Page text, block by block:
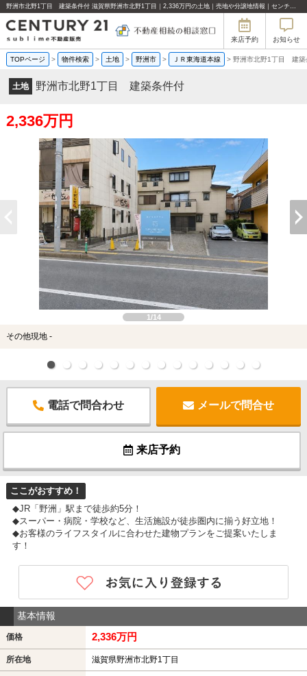
野洲市北野1丁目 建築条件付 滋賀県野洲市北野1丁目｜2,336万円の土地｜売地や分譲地情報｜センチュリー21sublime不動産販売
来店予約 お知らせ
TOPページ > 物件検索 > 土地 > 野洲市 > ＪＲ東海道本線 > 野洲市北野1丁目 建築
土地 野洲市北野1丁目 建築条件付
2,336万円
1/14
その他現地 -
電話で問合わせ メールで問合せ
来店予約
ここがおすすめ！
◆JR「野洲」駅まで徒歩約5分！
◆スーパー・病院・学校など、生活施設が徒歩圏内に揃う好立地！
◆お客様のライフスタイルに合わせた建物プランをご提案いたしま
す！
基本情報
価格 2,336万円
所在地 滋賀県野洲市北野1丁目